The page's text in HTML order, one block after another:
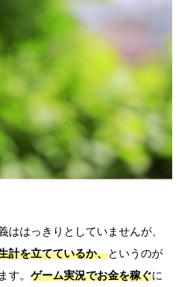
ははっきりとしていませんが、
計を立てているか、というのが
す。 ゲーム実況でお金を稼ぐに